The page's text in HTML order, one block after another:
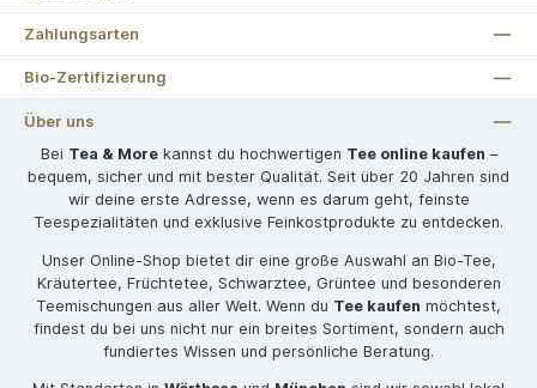
Zahlungsarten
Bio-Zertifizierung
Über uns
Bei Tea & Morekannst du hochwertigen Tee online kaufen –
bequem, sicher und mit bester Qualität. Seit über 20 Jahren sind
wir deine erste Adresse, wenn es darum geht, feinste
Teespezialitäten und exklusive Feinkostprodukte zu entdecken.
Unser Online-Shop bietet dir eine große Auswahl an Bio-Tee,
Kräutertee, Früchtetee, Schwarztee, Grüntee und besonderen
Teemischungen aus aller Welt. Wenn du Tee kaufen möchtest,
findest du bei uns nicht nur ein breites Sortiment, sondern auch
fundiertes Wissen und persönliche Beratung.